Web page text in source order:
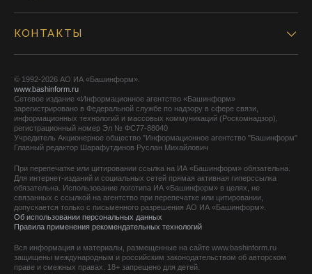
КОНТАКТЫ
© 1992-2026 АО ИА «Башинформ».
www.bashinform.ru
Сетевое издание «Информационное агентство «Башинформ»
зарегистрировано в Федеральной службе по надзору в сфере связи,
информационных технологий и массовых коммуникаций (Роскомнадзор),
регистрационный номер Эл № ФС77-88040
Учредитель Акционерное общество "Информационное агентство "Башинформ"
Главный редактор Шарафутдинов Руслан Михайлович
При перепечатке или цитировании ссылка на ИА «Башинформ» обязательна.
Для интернет-изданий и социальных сетей прямая активная гиперссылка
обязательна. Использование логотипа ИА «Башинформ» в целях, не
связанных с ссылкой на агентство при перепечатке или цитировании,
допускается только с письменного разрешения АО ИА «Башинформ».
Об использовании персональных данных
Правила применения рекомендательных технологий
Вся информация и материалы, размещенные на сайте www.bashinform.ru
защищены международным и российским законодательством об авторском
праве и смежных правах. 18+ запрещено для детей.